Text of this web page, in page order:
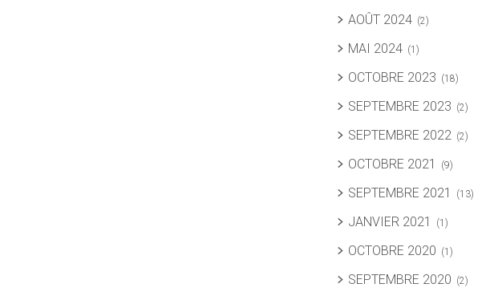
AOÛT 2024 (2)
MAI 2024 (1)
OCTOBRE 2023 (18)
SEPTEMBRE 2023 (2)
SEPTEMBRE 2022 (2)
OCTOBRE 2021 (9)
SEPTEMBRE 2021 (13)
JANVIER 2021 (1)
OCTOBRE 2020 (1)
SEPTEMBRE 2020 (2)